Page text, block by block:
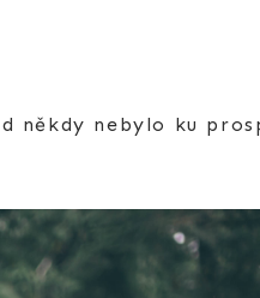
někdy nebylo ku